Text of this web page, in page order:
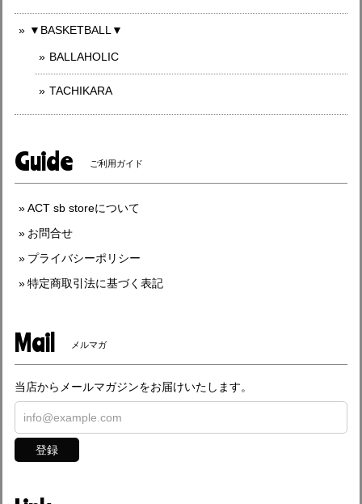
▼BASKETBALL▼
BALLAHOLIC
TACHIKARA
Guide ご利用ガイド
ACT sb storeについて
お問合せ
プライバシーポリシー
特定商取引法に基づく表記
Mail メルマガ
当店からメールマガジンをお届けいたします。
登録